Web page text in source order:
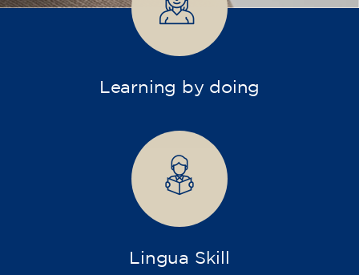
Learning by doing
Lingua Skill